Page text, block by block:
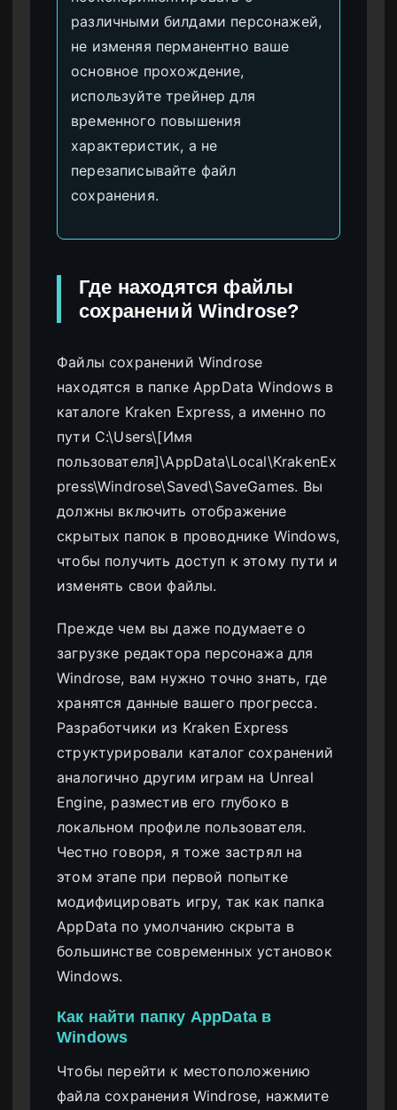
различными билдами персонажей,
не изменяя перманентно ваше
основное прохождение,
используйте трейнер для
временного повышения
характеристик, а не
перезаписывайте файл
сохранения.
Где находятся файлы
сохранений Windrose?
Файлы сохранений Windrose
находятся в папке AppData Windows в
каталоге Kraken Express, а именно по
пути C:\Users\[Имя
пользователя]\AppData\Local\KrakenEx
press\Windrose\Saved\SaveGames. Вы
должны включить отображение
скрытых папок в проводнике Windows,
чтобы получить доступ к этому пути и
изменять свои файлы.
Прежде чем вы даже подумаете о
загрузке редактора персонажа для
Windrose, вам нужно точно знать, где
хранятся данные вашего прогресса.
Разработчики из Kraken Express
структурировали каталог сохранений
аналогично другим играм на Unreal
Engine, разместив его глубоко в
локальном профиле пользователя.
Честно говоря, я тоже застрял на
этом этапе при первой попытке
модифицировать игру, так как папка
AppData по умолчанию скрыта в
большинстве современных установок
Windows.
Как найти папку AppData в
Windows
Чтобы перейти к местоположению
файла сохранения Windrose, нажмите